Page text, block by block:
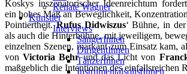
Renate Wagner
Künstler
Interviews
SängerInnen
DirigentInnen
TänzerInnen
InstrumentalsolistInnen
Koskys inszenatorischer Ideenreichtum
ein hohes Maß an Beweglichkeit,
Pointiertheit.Rufus Didwiszus‘ Bühne, in
als auch die Hinterbühne, mit jeweiligem,
einzelnen Szenen, markant zum Einsatz kam,
vonVictoria Behrund das Licht von
maßgeblich die Intentionen des einfallsreichen